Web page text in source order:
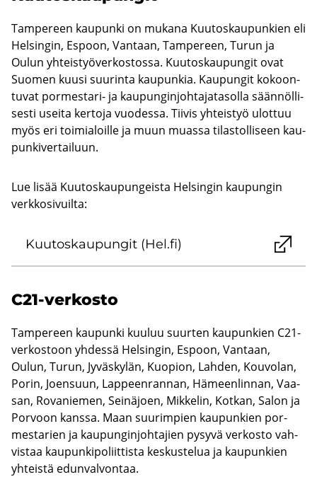
Tam­pe­reen kau­pun­ki on mu­ka­na Kuu­tos­kau­pun­kien eli
Hel­sin­gin, Es­poon, Van­taan, Tam­pe­reen, Turun ja
Oulun yh­teis­työ­ver­kos­tos­sa. Kuu­tos­kau­pun­git ovat
Suo­men kuusi suu­rin­ta kau­pun­kia. Kau­pun­git ko­koon­
tu­vat pormestari-​ ja kau­pun­gin­joh­ta­ja­ta­sol­la sään­nöl­li­
ses­ti usei­ta ker­to­ja vuo­des­sa. Tii­vis yh­teis­työ ulot­tuu
myös eri toi­mia­loil­le ja muun muas­sa ti­las­tol­li­seen kau­
pun­ki­ver­tai­luun.
Lue lisää Kuutoskaupungeista Helsingin kaupungin
verkkosivuilta:
Kuu­tos­kau­pun­git (Hel.fi)
C21-​verkosto
Tam­pe­reen kau­pun­ki kuu­luu suur­ten kau­pun­kien C21-​
verkostoon yh­des­sä Hel­sin­gin, Es­poon, Van­taan,
Oulun, Turun, Jy­väs­ky­län, Kuo­pion, Lah­den, Kou­vo­lan,
Porin, Joen­suun, Lap­peen­ran­nan, Hä­meen­lin­nan, Vaa­
san, Ro­va­nie­men, Sei­nä­joen, Mik­ke­lin, Kot­kan, Salon ja
Por­voon kans­sa. Maan suu­rim­pien kau­pun­kien por­
mes­ta­rien ja kau­pun­gin­joh­ta­jien py­sy­vä ver­kos­to vah­
vis­taa kau­pun­ki­po­liit­tis­ta kes­kus­te­lua ja kau­pun­kien
yh­teis­tä edun­val­von­taa.